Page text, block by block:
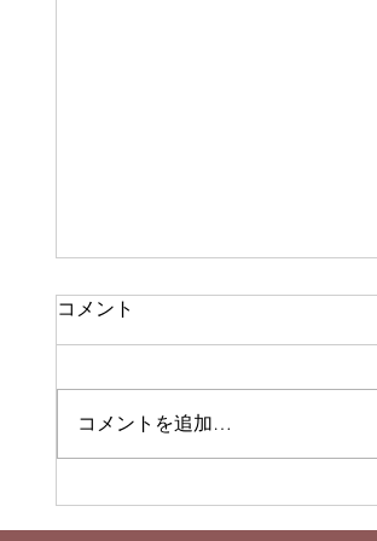
【冬期休暇のお知らせ】
12/27（金）～1/6（月）
コメント
コメントを追加…